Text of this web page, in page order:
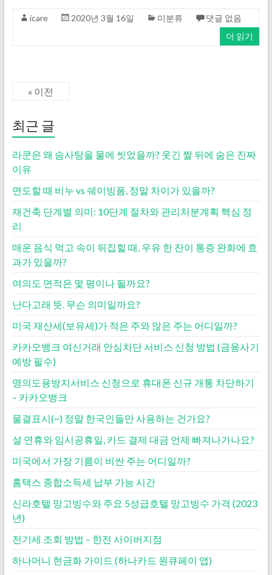
icare 2020년 3월 16일 미분류
댓글 없음
더 읽기
« 이전
최근 글
라쿤은 왜 솜사탕을 물에 씻었을까? 웃긴 짤 뒤에 숨은 진짜
이유
면도할 때 비누 vs 쉐이빙폼, 정말 차이가 있을까?
재건축 단계별 의미: 10단계 절차와 관리처분계획 핵심 정
리
매운 음식 먹고 속이 뒤집힐 때, 우유 한 잔이 통증 완화에 효
과가 있을까?
여의도 면적은 몇 평이나 될까요?
난다고래 뜻. 무슨 의미일까요?
미국 재산세(보유세)가 적은 주와 많은 주는 어디일까?
카카오뱅크 여신거래 안심차단 서비스 신청 방법 (금융사기
예방 필수)
명의도용방지서비스 신청으로 휴대폰 신규 개통 차단하기
– 카카오뱅크
물결표시(~) 정말 한국인들만 사용하는 건가요?
설 연휴와 임시공휴일, 카드 결제 대금 언제 빠져나가나요?
미국에서 가장 기름이 비싼 주는 어디일까?
홈택스 종합소득세 납부 가능 시간
신라호텔 망고빙수와 주요 5성급호텔 망고빙수 가격 (2023
년)
전기세 조회 방법 – 한전 사이버지점
하나머니 현금화 가이드 (하나카드 원큐페이 앱)